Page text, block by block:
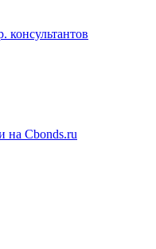
консультантов
на Cbonds.ru